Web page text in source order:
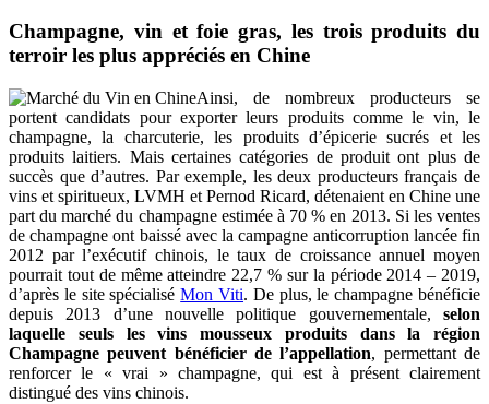
Champagne, vin et foie gras, les trois produits du
terroir les plus appréciés en Chine
Ainsi, de nombreux producteurs se
portent candidats pour exporter leurs produits comme le vin, le
champagne, la charcuterie, les produits d’épicerie sucrés et les
produits laitiers. Mais certaines catégories de produit ont plus de
succès que d’autres. Par exemple, les deux producteurs français de
vins et spiritueux, LVMH et Pernod Ricard, détenaient en Chine une
part du marché du champagne estimée à 70 % en 2013. Si les ventes
de champagne ont baissé avec la campagne anticorruption lancée fin
2012 par l’exécutif chinois, le taux de croissance annuel moyen
pourrait tout de même atteindre 22,7 % sur la période 2014 – 2019,
d’après le site spécialiséMon Viti. De plus, le champagne bénéficie
depuis 2013 d’une nouvelle politique gouvernementale, selon
laquelle seuls les vins mousseux produits dans la région
Champagne peuvent bénéficier de l’appellation, permettant de
renforcer le « vrai » champagne, qui est à présent clairement
distingué des vins chinois.